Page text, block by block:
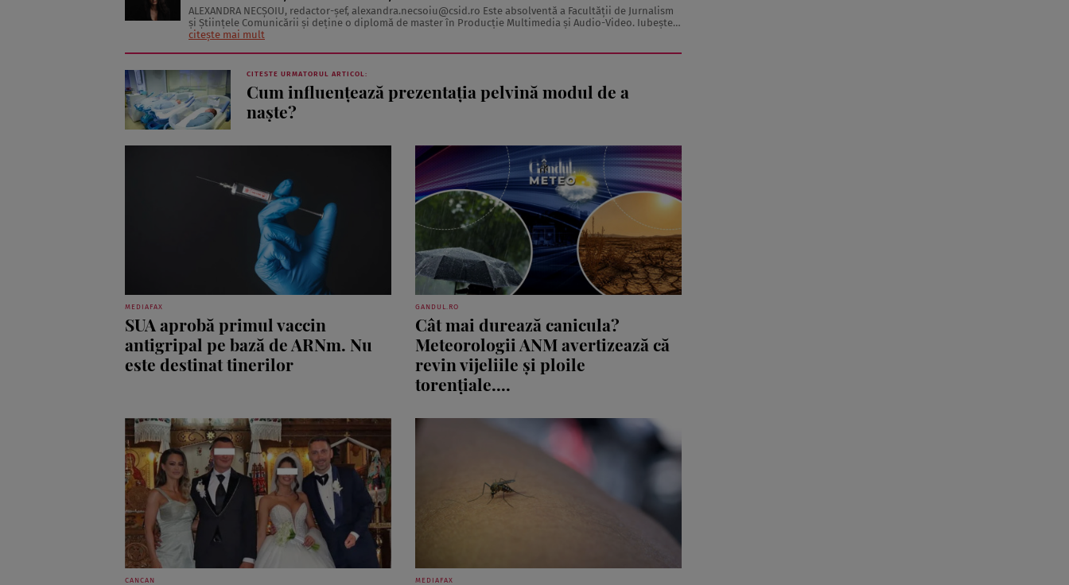
ALEXANDRA NECŞOIU, redactor-șef, alexandra.necsoiu@csid.ro Este absolventă a Facultăţii de Jurnalism
şi Ştiinţele Comunicării şi deţine o diplomă de master în Producţie Multimedia şi Audio-Video. Iubeşte
să scrie şi nu se vede făcând altceva, acesta fiind visul ei încă de pe ...
citește mai mult
CITESTE URMATORUL ARTICOL:
Cum influențează prezentația pelvină modul de a
naște?
MEDIAFAX
SUA aprobă primul vaccin
antigripal pe bază de ARNm. Nu
este destinat tinerilor
GANDUL.RO
Cât mai durează canicula?
Meteorologii ANM avertizează că
revin vijeliile și ploile
torențiale....
CANCAN MEDIAFAX